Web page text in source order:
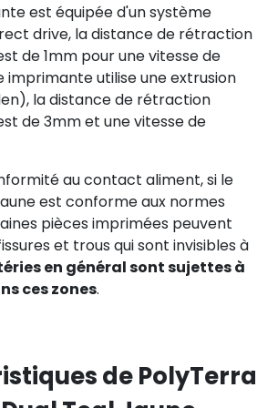
est équipée d'un système
drive, la distance de rétraction
de 1mm pour une vitesse de
imprimante utilise une extrusion
la distance de rétraction
de 3mm et une vitesse de
au contact aliment, si le
est conforme aux normes
pièces imprimées peuvent
et trous qui sont invisibles à
en général sont sujettes à
ces zones.
de PolyTerra